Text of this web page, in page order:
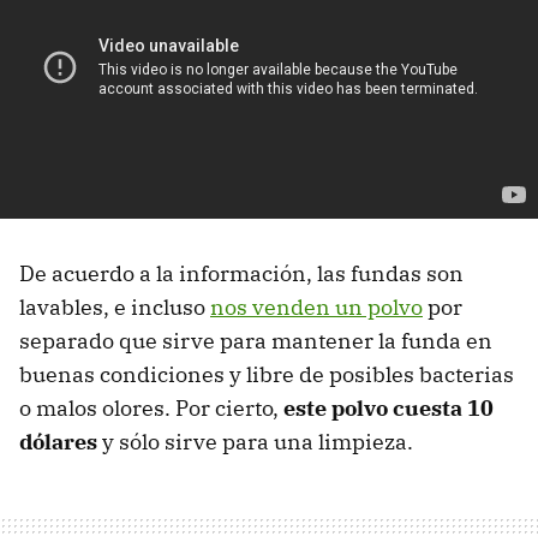
De acuerdo a la información, las fundas son
lavables, e inclusonos venden un polvopor
separado que sirve para mantener la funda en
buenas condiciones y libre de posibles bacterias
o malos olores. Por cierto, este polvo cuesta 10
dólaresy sólo sirve para una limpieza.